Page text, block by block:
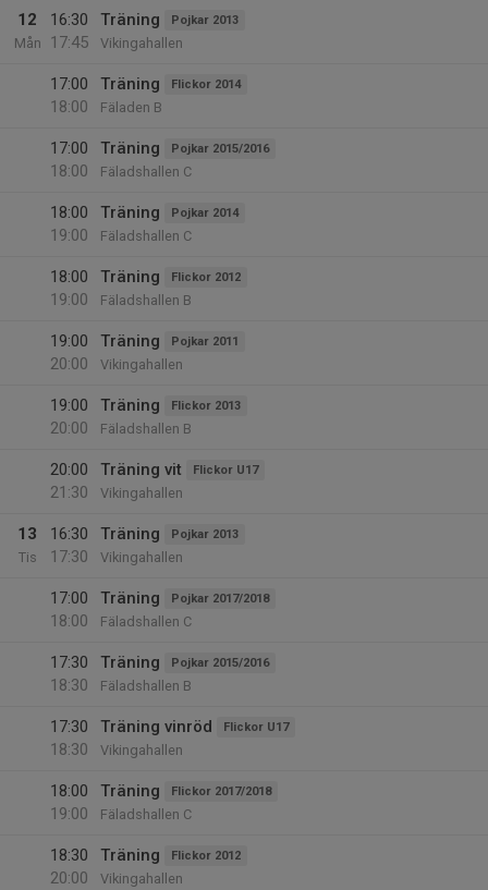
12
Mån
16:30
17:45
Träning Pojkar 2013
Vikingahallen
17:00
18:00
Träning Flickor 2014
Fäladen B
17:00
18:00
Träning Pojkar 2015/2016
Fäladshallen C
18:00
19:00
Träning Pojkar 2014
Fäladshallen C
18:00
19:00
Träning Flickor 2012
Fäladshallen B
19:00
20:00
Träning Pojkar 2011
Vikingahallen
19:00
20:00
Träning Flickor 2013
Fäladshallen B
20:00
21:30
Träning vit Flickor U17
Vikingahallen
13
Tis
16:30
17:30
Träning Pojkar 2013
Vikingahallen
17:00
18:00
Träning Pojkar 2017/2018
Fäladshallen C
17:30
18:30
Träning Pojkar 2015/2016
Fäladshallen B
17:30
18:30
Träning vinröd Flickor U17
Vikingahallen
18:00
19:00
Träning Flickor 2017/2018
Fäladshallen C
18:30
20:00
Träning Flickor 2012
Vikingahallen